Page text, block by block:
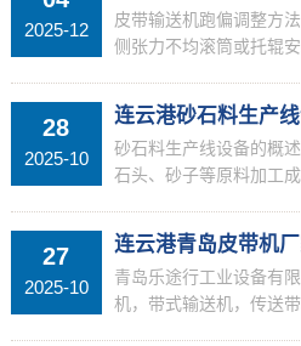
2025-12
皮带输送机跑偏调整方
侧张力不均滚筒或托辊
检查调整托辊组跑偏方
移动采用...
28
2025-10
连云港砂石料生产
砂石料生产线设备的概
石头、砂子等原料加工
造机等多种机械设备，
同工作可...
27
2025-10
连云港青岛皮带机
青岛乐途行工业设备有
机，带式输送机，传送